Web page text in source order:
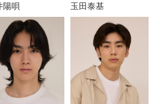
陽唄 玉田泰基